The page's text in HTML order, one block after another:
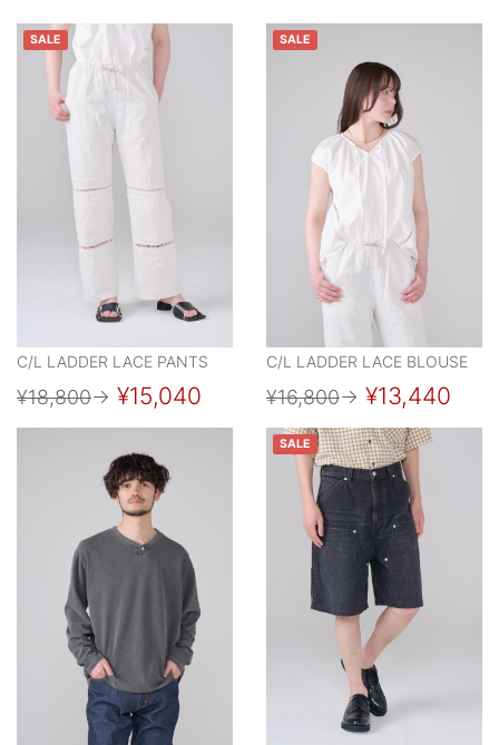
SALE
C/L LADDER LACE PANTS
¥18,800→ ¥15,040
SALE
C/L LADDER LACE BLOUSE
¥16,800→ ¥13,440
SALE